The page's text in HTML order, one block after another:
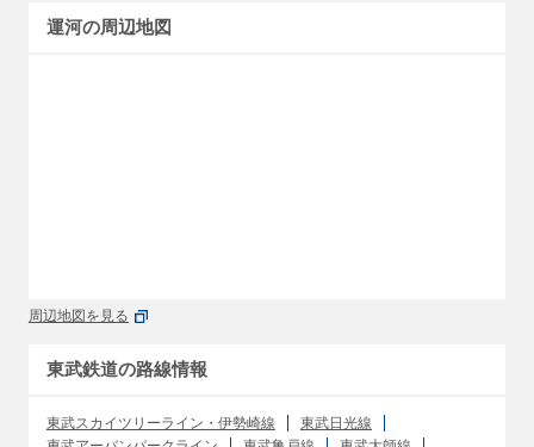
運河の周辺地図
周辺地図を見る
東武鉄道の路線情報
東武スカイツリーライン・伊勢崎線
東武日光線